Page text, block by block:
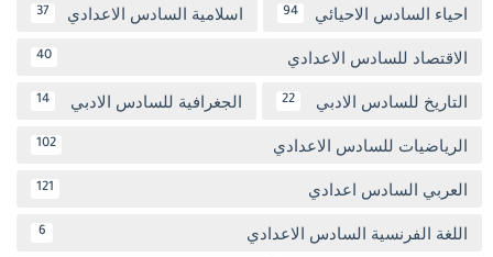
احياء السادس الاحيائي 94 اسلامية السادس الاعدادي 37
الاقتصاد للسادس الاعدادي 40
التاريخ للسادس الادبي 22 الجغرافية للسادس الادبي 14
الرياضيات للسادس الاعدادي 102
العربي السادس اعدادي 121
اللغة الفرنسية السادس الاعدادي 6